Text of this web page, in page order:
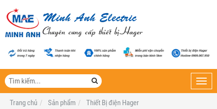
Trang chủ
Sản phẩm
Thiết Bị điện Hager